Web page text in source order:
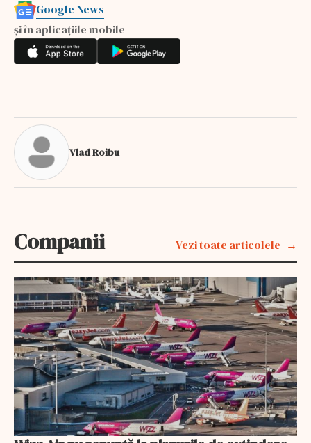
Google News
și în aplicațiile mobile
Vlad Roibu
Companii Vezi toate articolele